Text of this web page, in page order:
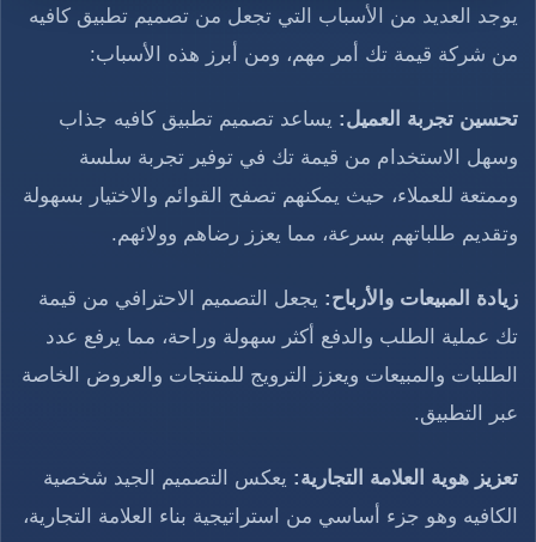
يوجد العديد من الأسباب التي تجعل من تصميم تطبيق كافيه
من شركة قيمة تك أمر مهم، ومن أبرز هذه الأسباب:
تحسين تجربة العميل: يساعد تصميم تطبيق كافيه جذاب
وسهل الاستخدام من قيمة تك في توفير تجربة سلسة
وممتعة للعملاء، حيث يمكنهم تصفح القوائم والاختيار بسهولة
وتقديم طلباتهم بسرعة، مما يعزز رضاهم وولائهم.
زيادة المبيعات والأرباح: يجعل التصميم الاحترافي من قيمة
تك عملية الطلب والدفع أكثر سهولة وراحة، مما يرفع عدد
الطلبات والمبيعات ويعزز الترويج للمنتجات والعروض الخاصة
عبر التطبيق.
تعزيز هوية العلامة التجارية: يعكس التصميم الجيد شخصية
الكافيه وهو جزء أساسي من استراتيجية بناء العلامة التجارية،